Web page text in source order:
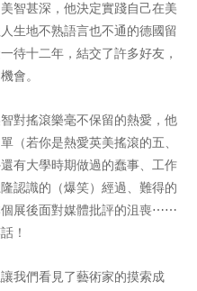
智甚深，他決定實踐自己在美
生地不熟語言也不通的德國留
待十二年，結交了許多好友，
會。
搖滾樂毫不保留的熱愛，他
（若你是熱愛英美搖滾的五、
有大學時期做過的蠢事、工作
認識的（爆笑）經過、難得的
個展後面對媒體批評的沮喪⋯⋯
！
們看見了藝術家的摸索成